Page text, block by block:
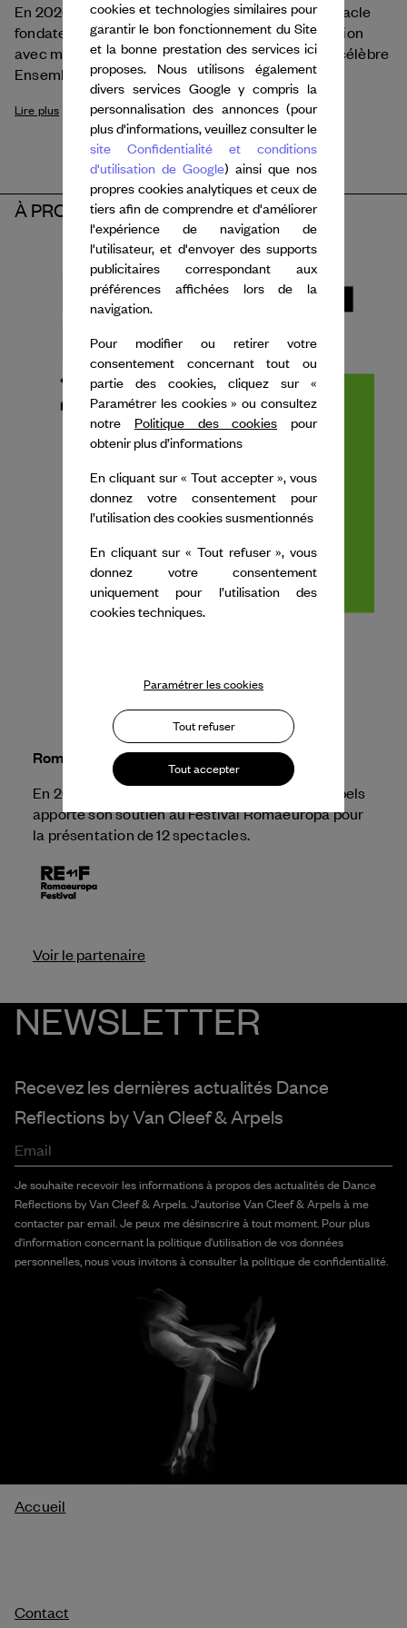
En 2026, près de quarante ans plus tard, ce spectacle
fondateur sera présenté à nouveau dans une version
avec musique en direct, en collaboration avec le célèbre
Ensemble intercontemporain.
Lire plus
À PROPOS DU PARTENAIRE
Romaeuropa Festival
En 2026, Dance Reflections byVan Cleef & Arpels
apporte son soutien au Festival Romaeuropa pour
la présentation de 12 spectacles.
Voir le partenaire
NEWSLETTER
Recevez les dernières actualités Dance
Reflections byVan Cleef & Arpels
Email
Je souhaite recevoir les informations à propos des actualités de Dance
Reflections by Van Cleef & Arpels. J'autorise Van Cleef & Arpels à me
contacter par email. Je peux me désinscrire à tout moment. Pour plus
d'information concernant la politique d'utilisation de vos données
personnelles, nous vous invitons à consulter la politique de confidentialité.
Fil
Accueil
Contact
cookies et technologies similaires pour
garantir le bon fonctionnement du Site
et la bonne prestation des services ici
proposes. Nous utilisons également
divers services Google y compris la
personnalisation des annonces (pour
plus d'informations, veuillez consulter le
site Confidentialité et conditions
d'utilisation de Google) ainsi que nos
propres cookies analytiques et ceux de
tiers afin de comprendre et d'améliorer
l'expérience de navigation de
l'utilisateur, et d'envoyer des supports
publicitaires correspondant aux
préférences affichées lors de la
navigation.
Pour modifier ou retirer votre
consentement concernant tout ou
partie des cookies, cliquez sur «
Paramétrer les cookies » ou consultez
notre Politique des cookies pour
obtenir plus d’informations
En cliquant sur « Tout accepter », vous
donnez votre consentement pour
l’utilisation des cookies susmentionnés
En cliquant sur « Tout refuser », vous
donnez votre consentement
uniquement pour l’utilisation des
cookies techniques.
Paramétrer les cookies
Tout refuser
Tout accepter